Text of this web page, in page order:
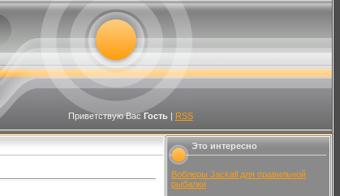
Приветствую Вас Гость| RSS
Это интересно
Воблеры Jackall для правильной
рыбалки